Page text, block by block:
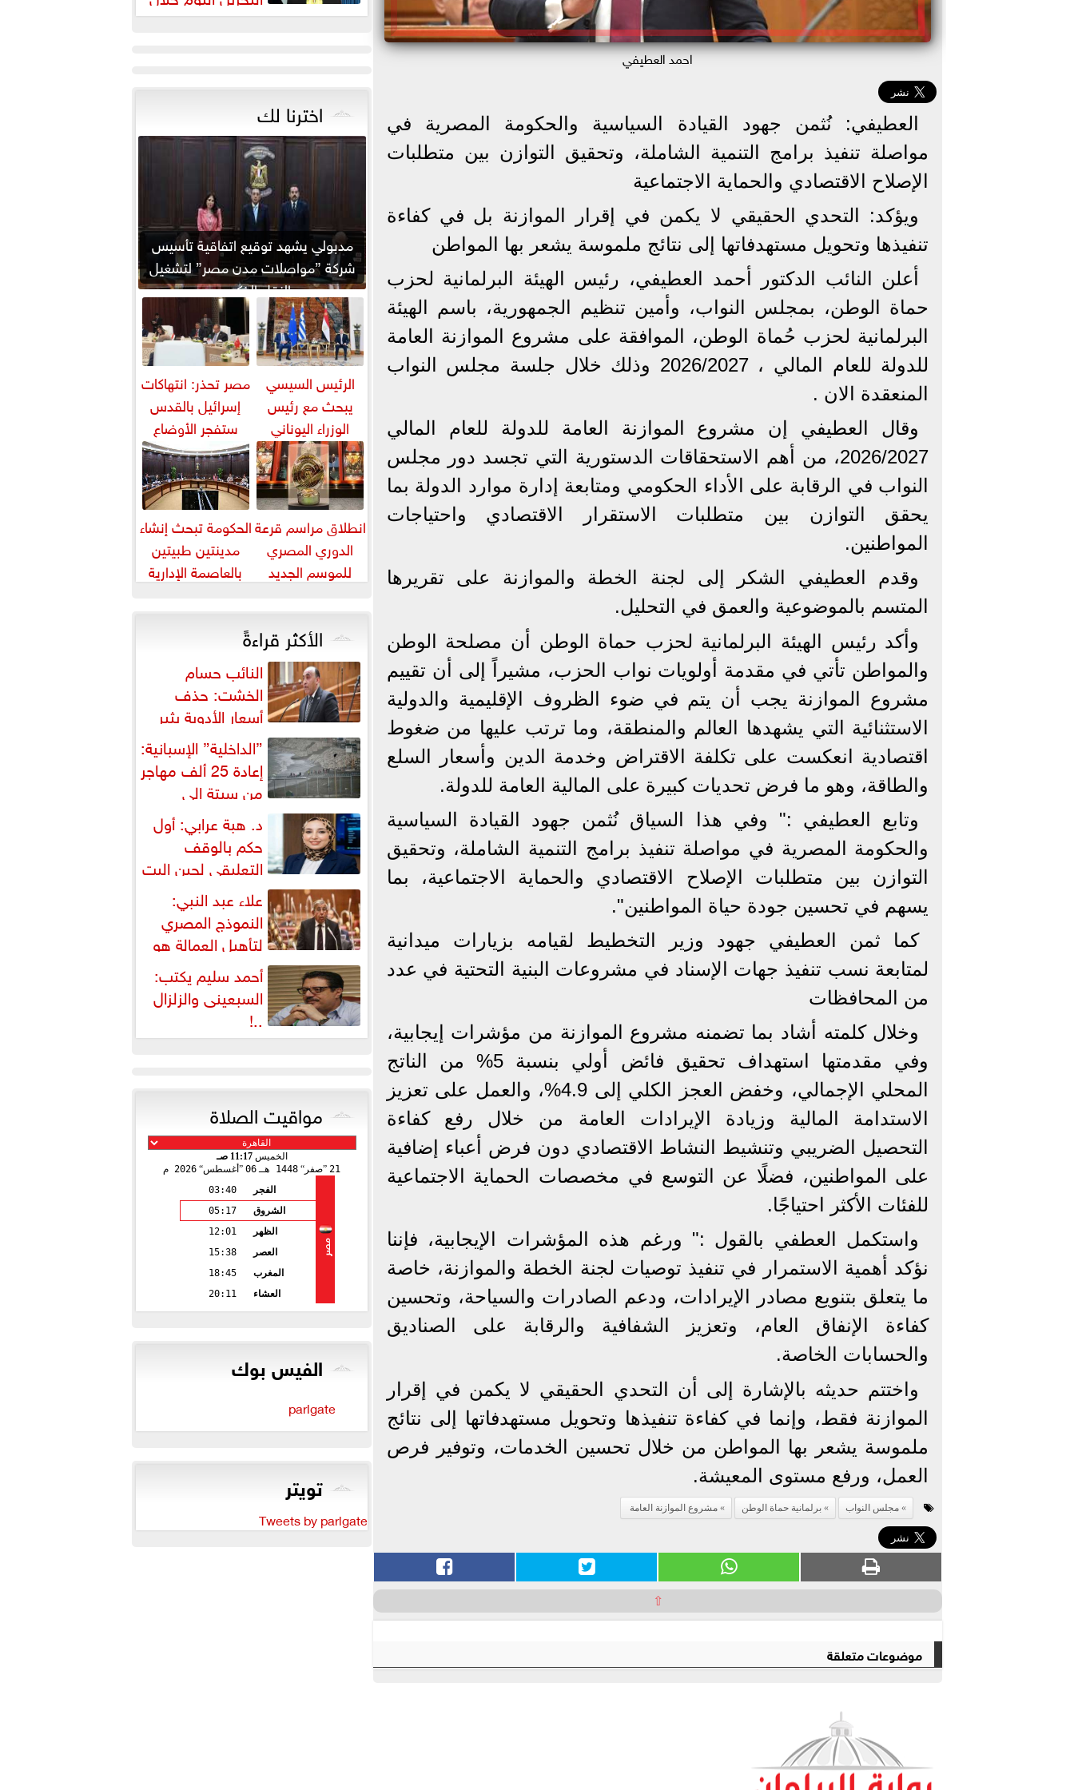
احمد العطيفي
العطيفي: نُثمن جهود القيادة السياسية والحكومة المصرية في
مواصلة تنفيذ برامج التنمية الشاملة، وتحقيق التوازن بين متطلبات
الإصلاح الاقتصادي والحماية الاجتماعية
ويؤكد: التحدي الحقيقي لا يكمن في إقرار الموازنة بل في كفاءة
تنفيذها وتحويل مستهدفاتها إلى نتائج ملموسة يشعر بها المواطن
أعلن النائب الدكتور أحمد العطيفي، رئيس الهيئة البرلمانية لحزب
حماة الوطن، بمجلس النواب، وأمين تنظيم الجمهورية، باسم الهيئة
البرلمانية لحزب حُماة الوطن، الموافقة على مشروع الموازنة العامة
للدولة للعام المالي ، 2026/2027 وذلك خلال جلسة مجلس النواب
المنعقدة الان .
وقال العطيفي إن مشروع الموازنة العامة للدولة للعام المالي
2026/2027، من أهم الاستحقاقات الدستورية التي تجسد دور مجلس
النواب في الرقابة على الأداء الحكومي ومتابعة إدارة موارد الدولة بما
يحقق التوازن بين متطلبات الاستقرار الاقتصادي واحتياجات
المواطنين.
وقدم العطيفي الشكر إلى لجنة الخطة والموازنة على تقريرها
المتسم بالموضوعية والعمق في التحليل.
وأكد رئيس الهيئة البرلمانية لحزب حماة الوطن أن مصلحة الوطن
والمواطن تأتي في مقدمة أولويات نواب الحزب، مشيراً إلى أن تقييم
مشروع الموازنة يجب أن يتم في ضوء الظروف الإقليمية والدولية
الاستثنائية التي يشهدها العالم والمنطقة، وما ترتب عليها من ضغوط
اقتصادية انعكست على تكلفة الاقتراض وخدمة الدين وأسعار السلع
والطاقة، وهو ما فرض تحديات كبيرة على المالية العامة للدولة.
وتابع العطيفي :" وفي هذا السياق نُثمن جهود القيادة السياسية
والحكومة المصرية في مواصلة تنفيذ برامج التنمية الشاملة، وتحقيق
التوازن بين متطلبات الإصلاح الاقتصادي والحماية الاجتماعية، بما
يسهم في تحسين جودة حياة المواطنين".
كما ثمن العطيفي جهود وزير التخطيط لقيامه بزيارات ميدانية
لمتابعة نسب تنفيذ جهات الإسناد في مشروعات البنية التحتية في عدد
من المحافظات
وخلال كلمته أشاد بما تضمنه مشروع الموازنة من مؤشرات إيجابية،
وفي مقدمتها استهداف تحقيق فائض أولي بنسبة 5% من الناتج
المحلي الإجمالي، وخفض العجز الكلي إلى 4.9%، والعمل على تعزيز
الاستدامة المالية وزيادة الإيرادات العامة من خلال رفع كفاءة
التحصيل الضريبي وتنشيط النشاط الاقتصادي دون فرض أعباء إضافية
على المواطنين، فضلًا عن التوسع في مخصصات الحماية الاجتماعية
للفئات الأكثر احتياجًا.
واستكمل العطفي بالقول :" ورغم هذه المؤشرات الإيجابية، فإننا
نؤكد أهمية الاستمرار في تنفيذ توصيات لجنة الخطة والموازنة، خاصة
ما يتعلق بتنويع مصادر الإيرادات، ودعم الصادرات والسياحة، وتحسين
كفاءة الإنفاق العام، وتعزيز الشفافية والرقابة على الصناديق
والحسابات الخاصة.
واختتم حديثه بالإشارة إلى أن التحدي الحقيقي لا يكمن في إقرار
الموازنة فقط، وإنما في كفاءة تنفيذها وتحويل مستهدفاتها إلى نتائج
ملموسة يشعر بها المواطن من خلال تحسين الخدمات، وتوفير فرص
العمل، ورفع مستوى المعيشة.
مجلس النواب برلمانية حماة الوطن مشروع الموازنة العامة
⇧
موضوعات متعلقة
زيارته لمصر
اخترنا لك
مدبولي يشهد توقيع اتفاقية تأسيس
شركة ”مواصلات مدن مصر” لتشغيل
النقل الذكي...
الرئيس السيسي
يبحث مع رئيس
الوزراء اليوناني
التعاون الثنائي في
مجال الطاقة...
مصر تحذر: انتهاكات
إسرائيل بالقدس
ستفجر الأوضاع
بالمنطقة
انطلاق مراسم قرعة
الدوري المصري
للموسم الجديد
الحكومة تبحث إنشاء
مدينتين طبيتين
بالعاصمة الإدارية
5 مليارات دورلا٨
الأكثر قراءةً
النائب حسام
الخشت: حذف
أسعار الأدوية يثير
إشكالية دستورية ويهدد حق
المواطن...
”الداخلية” الإسبانية:
إعادة 25 ألف مهاجر
من سبتة إلى
المغرب... وارتفاع حصيلة...
د. هبة عرابي: أول
حكم بالوقف
التعليقي لحين البت
في الطعن على... علاء عبد النبي:
النموذج المصري
لتأهيل العمالة هو
البديل العملي والأمثل لأزمات...
أحمد سليم يكتب:
السبعينى والزلزال
..!
مواقيت الصلاة
الخميس11:17 صـ
21 صفر 1448 هـ 06 أغسطس 2026 م
مصر
الفجر
03:40
الشروق
05:17
الظهر
12:01
العصر
15:38
المغرب
18:45
العشاء
20:11
الفيس بوك
parlgate
تويتر
Tweets by parlgate